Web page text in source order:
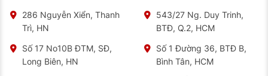
286 Nguyễn Xiển, Thanh
Trì, HN
Số 17 No10B ĐTM, SĐ,
Long Biên, HN
543/27 Ng. Duy Trinh,
BTĐ, Q.2, HCM
Số 1 Đường 36, BTĐ B,
Bình Tân, HCM